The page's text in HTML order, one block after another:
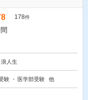
178件
浪人生
験 医学部受験 他